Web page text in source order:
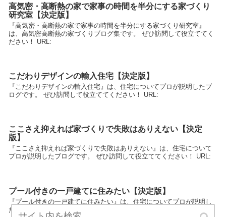
高気密・高断熱の家で家事の時間を半分にする家づくり
研究室【決定版】
『高気密・高断熱の家で家事の時間を半分にする家づくり研究室』
は、高気密高断熱の家づくりブログ集です。 ぜひ訪問して役立ててく
ださい！ URL:
こだわりデザインの輸入住宅【決定版】
『こだわりデザインの輸入住宅』は、住宅についてプロが説明したブ
ログです。 ぜひ訪問して役立ててください！ URL:
ここさえ抑えれば家づくりで失敗はありえない【決定
版】
『ここさえ抑えれば家づくりで失敗はありえない』は、住宅について
プロが説明したブログです。 ぜひ訪問して役立ててください！ URL:
プール付きの一戸建てに住みたい【決定版】
『プール付きの一戸建てに住みたい』は、住宅についてプロが説明し
たブログです。 ぜひ訪問して役立ててください！ URL: